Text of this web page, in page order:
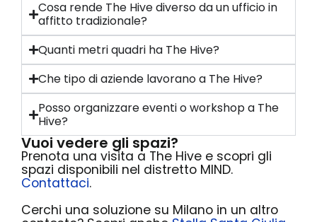
Cosa rende The Hive diverso da un ufficio in
affitto tradizionale?
Quanti metri quadri ha The Hive?
Che tipo di aziende lavorano a The Hive?
Posso organizzare eventi o workshop a The
Hive?
Vuoi vedere gli spazi?
Prenota una visita a The Hive e scopri gli
spazi disponibili nel distretto MIND.
Contattaci.
Cerchi una soluzione su Milano in un altro